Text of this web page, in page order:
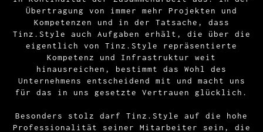
Übertragung von immer mehr Projekten und
Kompetenzen und in der Tatsache, dass
Tinz.Style auch Aufgaben erhält, die über die
eigentlich von Tinz.Style repräsentierte
Kompetenz und Infrastruktur weit
hinausreichen, bestimmt das Wohl des
Unternehmens entscheidend mit und macht uns
für das in uns gesetzte Vertrauen glücklich.
Besonders stolz darf Tinz.Style auf die hohe
Professionalität seiner Mitarbeiter sein, die